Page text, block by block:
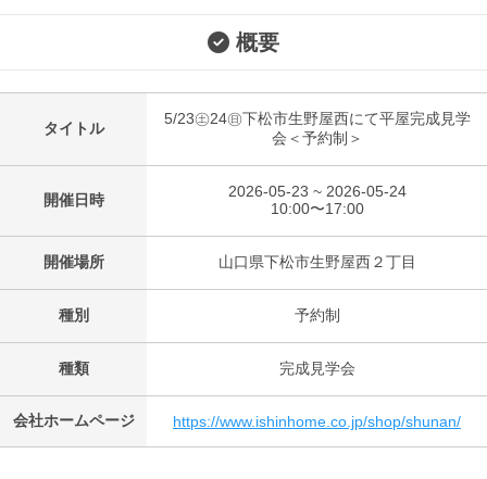
概要
タイトル
5/23㊏24㊐下松市生野屋西にて平屋完成見学
会＜予約制＞
開催日時
2026-05-23 ~ 2026-05-24
10:00〜17:00
開催場所 山口県下松市生野屋西２丁目
種別 予約制
種類 完成見学会
会社ホームページ https://www.ishinhome.co.jp/shop/shunan/